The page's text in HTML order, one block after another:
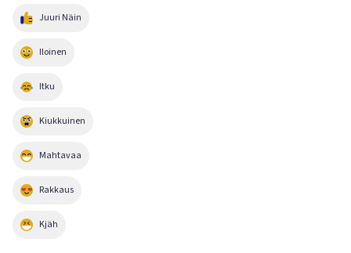
Juuri Näin
Iloinen
Itku
Kiukkuinen
Mahtavaa
Rakkaus
Kjäh